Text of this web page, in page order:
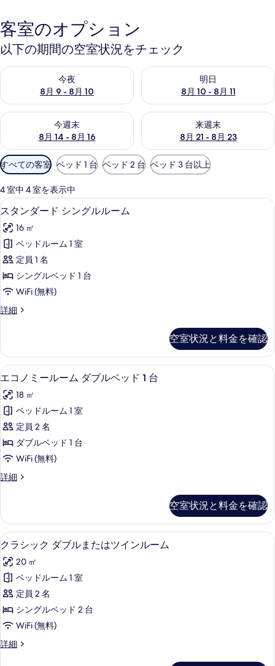
客室のオプション
以下の期間の空室状況をチェック
今夜
8月 9 - 8月 10
今夜 8月 9 - 8月 10 の空室状況をチェック
明日
8月 10 - 8月 11
明日 8月 10 - 8月 11 の空室状
今週末
8月 14 - 8月 16
今週末 8月 14 - 8月 16 の空室状況をチェック
来週末
8月 21 - 8月 23
来週末 8月 21 - 8月 23 の空室
利
用
可
能
な
客
室
の
り
込
み
すべての客室 ベッド 1 台 ベッド 2 台 ベッド 3 台以上
4 室中 4 室を表示中
ス
タ
ン
ダ
ー
ド
ン
ル
ル
ー
ム
の
す
べ
て
の
を
表
示
す
る
スタンダード シングルルーム | デス
5
スタンダード シングルルーム
16 ㎡
ベッドルーム 1 室
定員 1 名
シングルベッド 1 台
WiFi (無料)
詳細
ス
ー
ド
シ
グ
ル
ル
ー
ム
の
詳
細
空室状況と料金を確認
エ
コ
ノ
ミ
ー
ル
ム
ブ
ル
ベ
ッ
ド
1
台
の
す
エコノミールーム ダブルベッド 1 台
4
エコノミールーム ダブルベッド 1 台
18 ㎡
ベッドルーム 1 室
定員 2 名
ダブルベッド 1 台
WiFi (無料)
詳細
エ
ー
ル
ー
ダ
ブ
ル
ベ
ッ
ド
台
空室状況と料金を確認
ク
ラ
シ
ッ
ク
ダ
ル
クラシック ダブルまたはツインルー
13
クラシック ダブルまたはツインルーム
20 ㎡
ベッドルーム 1 室
定員 2 名
シングルベッド 2 台
WiFi (無料)
詳細
ク